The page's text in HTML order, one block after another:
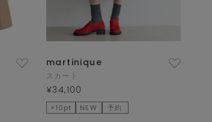
martinique
スカート
¥34,100
×10pt NEW 予約